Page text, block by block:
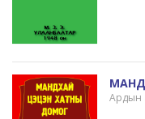
Ардын